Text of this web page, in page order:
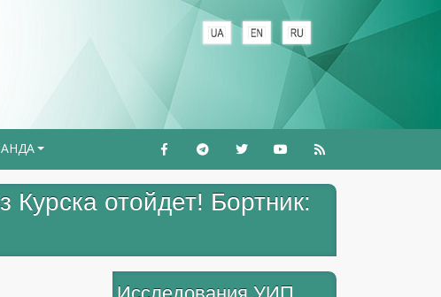
+
отойдет! Бортник: